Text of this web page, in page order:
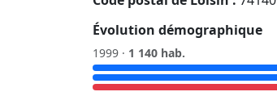
Évolution démographique
1999 · 1 140 hab.